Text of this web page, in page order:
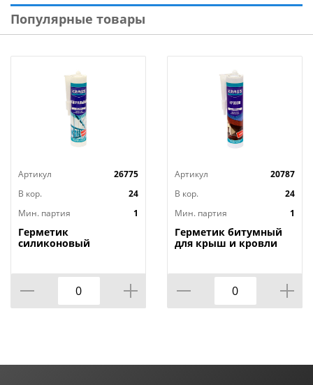
Популярные товары
Артикул
26775
В кор.
24
Мин. партия
1
Герметик
силиконовый
KRASS, Швейцария,
1/12
Артикул
20787
В кор.
24
Мин. партия
1
Герметик битумный
для крыш и кровли